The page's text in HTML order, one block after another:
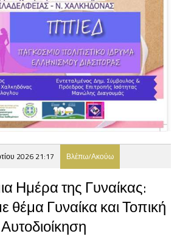
2026 21:17 Βλέπω/Ακούω
Ημέρα της Γυναίκας:
Γυναίκα και Τοπική
Αυτοδιοίκηση